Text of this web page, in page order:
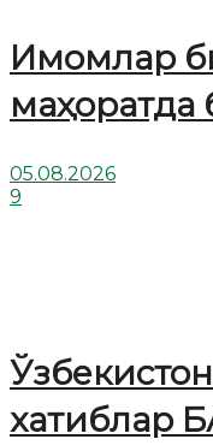
Имомлар
05.08.2026
9
хатиблар